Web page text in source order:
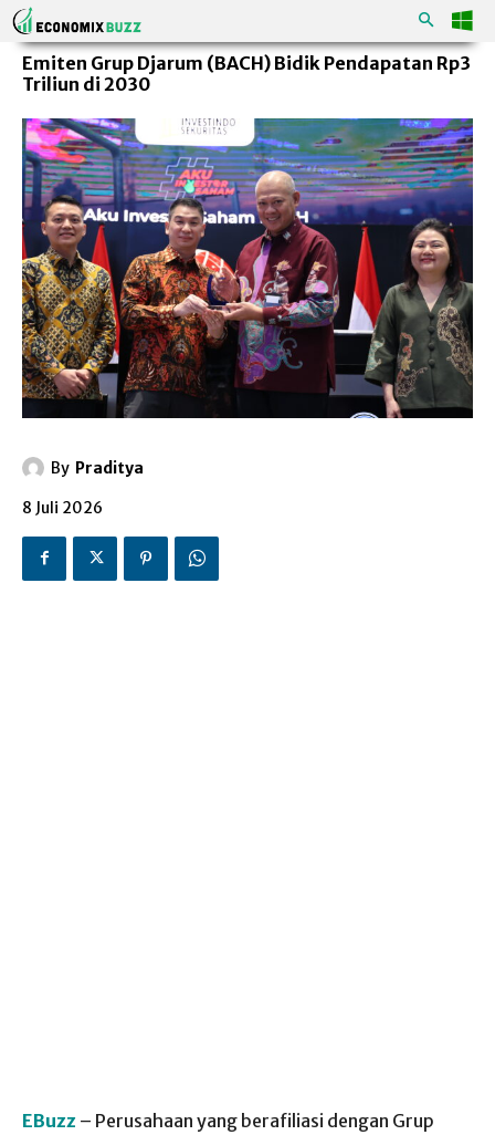
Emiten Grup Djarum (BACH) Bidik Pendapatan Rp3
Triliun di 2030
By Praditya
8 Juli 2026
EBuzz – Perusahaan yang berafiliasi dengan Grup